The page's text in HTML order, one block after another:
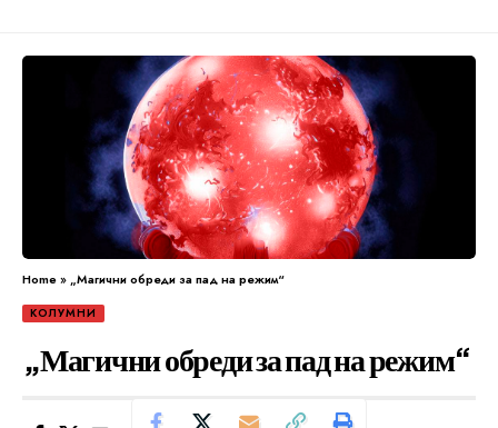
Home»„Магични обреди за пад на режим“
КОЛУМНИ
„Магични обреди за пад на режим“